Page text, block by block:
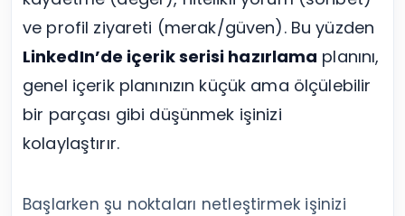
ve profil ziyareti (merak/güven). Bu yüzden
LinkedIn’de içerik serisi hazırlama planını,
genel içerik planınızın küçük ama ölçülebilir
bir parçası gibi düşünmek işinizi
kolaylaştırır.
Başlarken şu noktaları netleştirmek işinizi